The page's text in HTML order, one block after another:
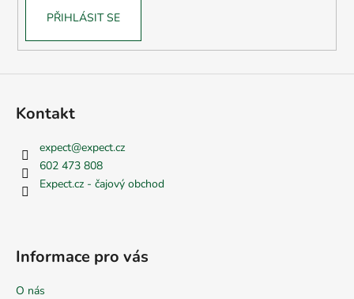
PŘIHLÁSIT SE
Kontakt
expect@expect.cz
602 473 808
Expect.cz - čajový obchod
Informace pro vás
O nás